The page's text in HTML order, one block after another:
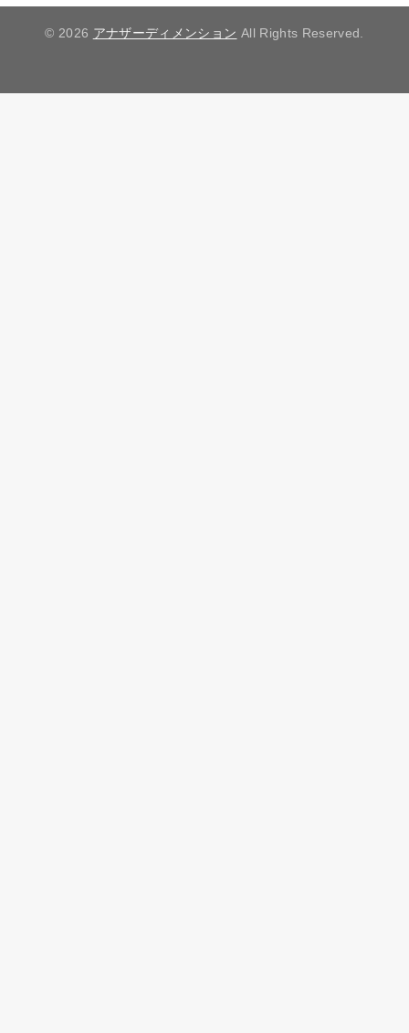
© 2026 アナザーディメンション All Rights Reserved.